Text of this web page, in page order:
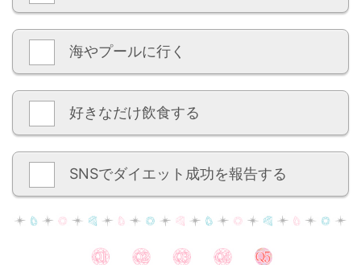
海やプールに行く
好きなだけ飲食する
SNSでダイエット成功を報告する